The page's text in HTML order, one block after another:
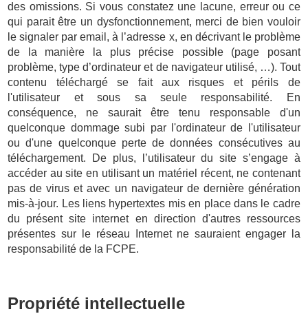
des omissions. Si vous constatez une lacune, erreur ou ce
qui parait être un dysfonctionnement, merci de bien vouloir
le signaler par email, à l’adresse x, en décrivant le problème
de la manière la plus précise possible (page posant
problème, type d’ordinateur et de navigateur utilisé, …). Tout
contenu téléchargé se fait aux risques et périls de
l'utilisateur et sous sa seule responsabilité. En
conséquence, ne saurait être tenu responsable d'un
quelconque dommage subi par l'ordinateur de l'utilisateur
ou d'une quelconque perte de données consécutives au
téléchargement. De plus, l’utilisateur du site s’engage à
accéder au site en utilisant un matériel récent, ne contenant
pas de virus et avec un navigateur de dernière génération
mis-à-jour. Les liens hypertextes mis en place dans le cadre
du présent site internet en direction d'autres ressources
présentes sur le réseau Internet ne sauraient engager la
responsabilité de la FCPE.
Propriété intellectuelle